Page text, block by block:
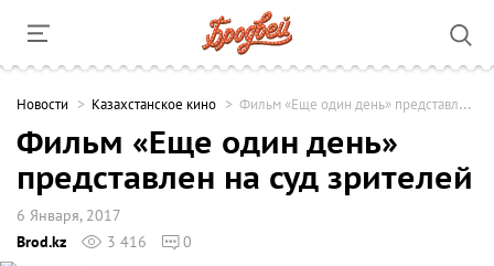
Новости Казахстанское кино Фильм «Еще один день» представлен на суд зрителей
Фильм «Еще один день»
представлен на суд зрителей
6 Января, 2017
Brod.kz
3 416 0